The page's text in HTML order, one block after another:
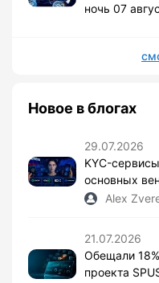
ночь 07
Новое в блогах
29.07.2026
KYC-
основных
Alex
21.07.2026
Обещали
проекта